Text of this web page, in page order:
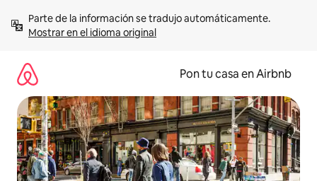
contenidoMostrar en el idioma original
Pon tu casa en Airbnb